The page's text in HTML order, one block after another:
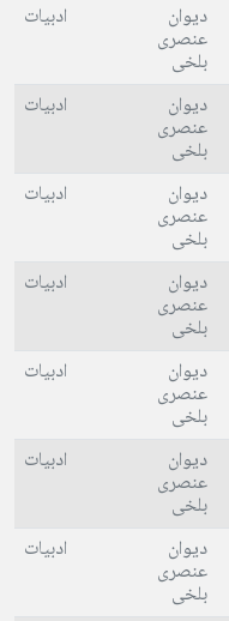
دیوان
عنصری
بلخی
ادبیات
دیوان
عنصری
بلخی
ادبیات
دیوان
عنصری
بلخی
ادبیات
دیوان
عنصری
بلخی
ادبیات
دیوان
عنصری
بلخی
ادبیات
دیوان
عنصری
بلخی
ادبیات
دیوان
عنصری
بلخی
ادبیات